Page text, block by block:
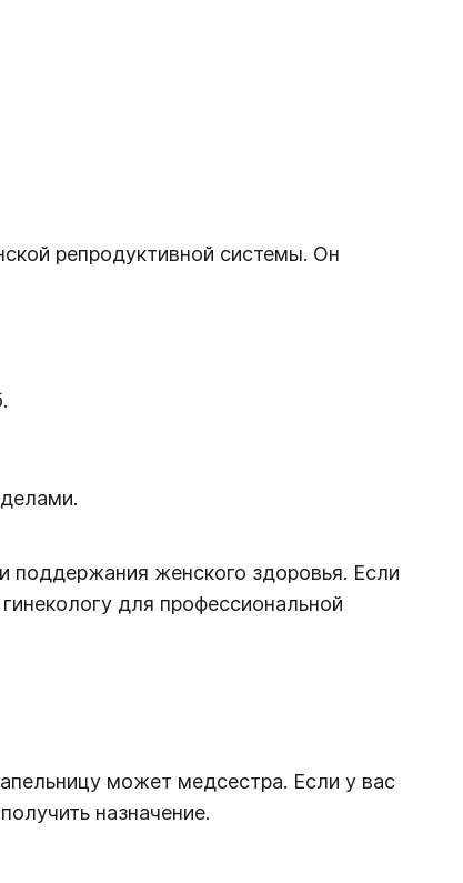
репродуктивной системы. Он
поддержания женского здоровья. Если
для профессиональной
может медсестра. Если у вас
назначение.